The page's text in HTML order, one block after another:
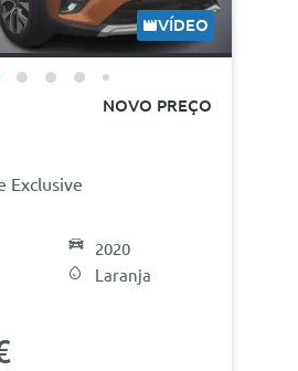
VÍDEO
NOVO PREÇO
Exclusive
2020
Laranja